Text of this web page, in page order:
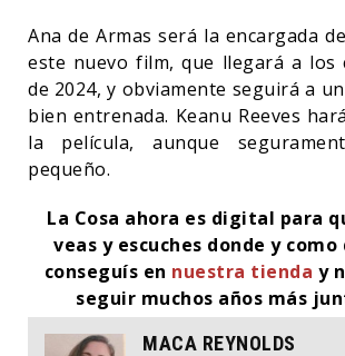
Ana de Armas será la encargada
este nuevo film, que llegará a los
de 2024, y obviamente seguirá a
bien entrenada. Keanu Reeves
la película, aunque
pequeño.
La Cosa ahora es digital para
veas y escuches donde y como
conseguís en nuestra tienda y
seguir muchos años más
MACA REYNOLDS